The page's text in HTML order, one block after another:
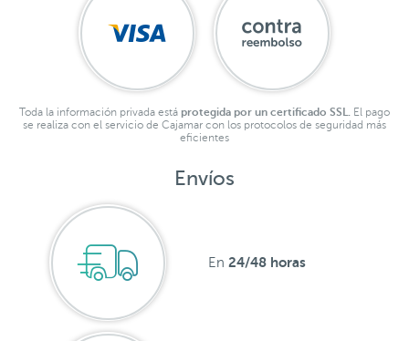
Toda la información privada está protegida por un certificado SSL. El pago
se realiza con el servicio de Cajamar con los protocolos de seguridad más
eficientes
Envíos
En 24/48 horas